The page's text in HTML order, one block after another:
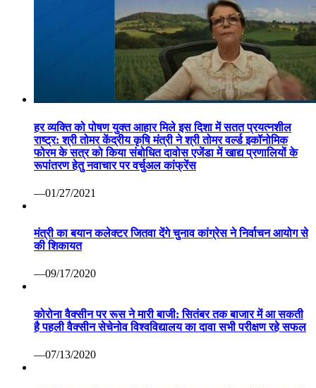
हर व्यक्ति को पोषण युक्त आहार मिले इस दिशा में सतत प्रयत्नशील
राष्ट्र: श्री तोमर केंद्रीय कृषि मंत्री ने श्री तोमर वर्ल्ड इकॉनोमिक
फोरम के सत्र को किया संबोधित दावोस एजेंडा में खाद्य प्रणालियों के
रूपांतरण हेतु नवाचार पर वर्चुअल कांफ्रेंस
—01/27/2021
मंत्री का बयान कलेक्टर जितवा देंगे चुनाव कांग्रेस ने निर्वाचन आयोग से
की शिकायत
—09/17/2020
कोरोना वैक्सीन पर रूस ने मारी बाजी: सितंबर तक बाजार में आ सकती
है पहली वैक्सीन सेचेनोव विश्वविद्यालय का दावा सभी परीक्षण रहे सफल
—07/13/2020